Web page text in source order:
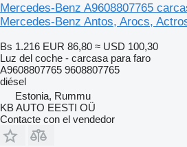
Mercedes-Benz A9608807765
Mercedes-Benz Antos, Arocs,
Bs 1.216 EUR 86,80 ≈ USD 100,30
Luz del coche - carcasa para faro
A9608807765 9608807765
diésel
Estonia, Rummu
KB AUTO EESTI OÜ
Contacte con el vendedor